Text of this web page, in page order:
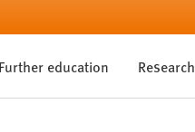
Further education Research